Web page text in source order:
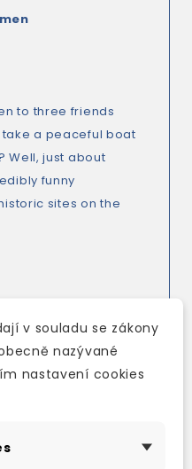
to three friends
a peaceful boat
Well, just about
funny
sites on the
on the Thames
v souladu se zákony
nazývané
nastavení cookies